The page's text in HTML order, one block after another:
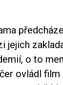
jejich
o to
ovládl